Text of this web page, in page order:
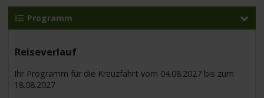
Programm
Reiseverlauf
Ihr Programm für die Kreuzfahrt vom 04.08.2027 bis zum
18.08.2027